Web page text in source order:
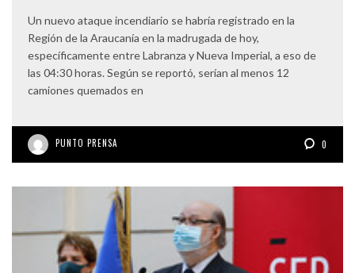
Un nuevo ataque incendiario se habría registrado en la
Región de la Araucanía en la madrugada de hoy,
específicamente entre Labranza y Nueva Imperial, a eso de
las 04:30 horas. Según se reportó, serían al menos 12
camiones quemados en
PUNTO PRENSA 0